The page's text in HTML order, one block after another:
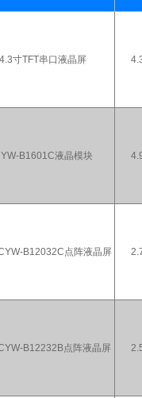
4.3寸TFT串口液晶屏
B1601C液晶模块
B12032C点阵液晶屏
B12232B点阵液晶屏